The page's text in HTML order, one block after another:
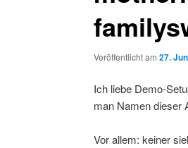
Veröffentlicht am 27.
Ich liebe Demo-
man Namen dieser
Vor allem: keiner